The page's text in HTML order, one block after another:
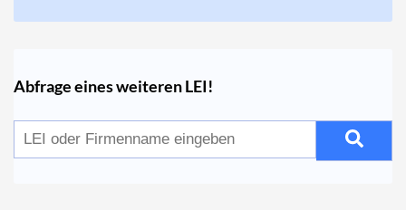
Abfrage eines weiteren LEI!